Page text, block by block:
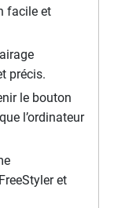
facile et
précis.
le bouton
l’ordinateur
et